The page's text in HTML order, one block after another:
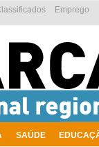
SAÚDE
Emprego